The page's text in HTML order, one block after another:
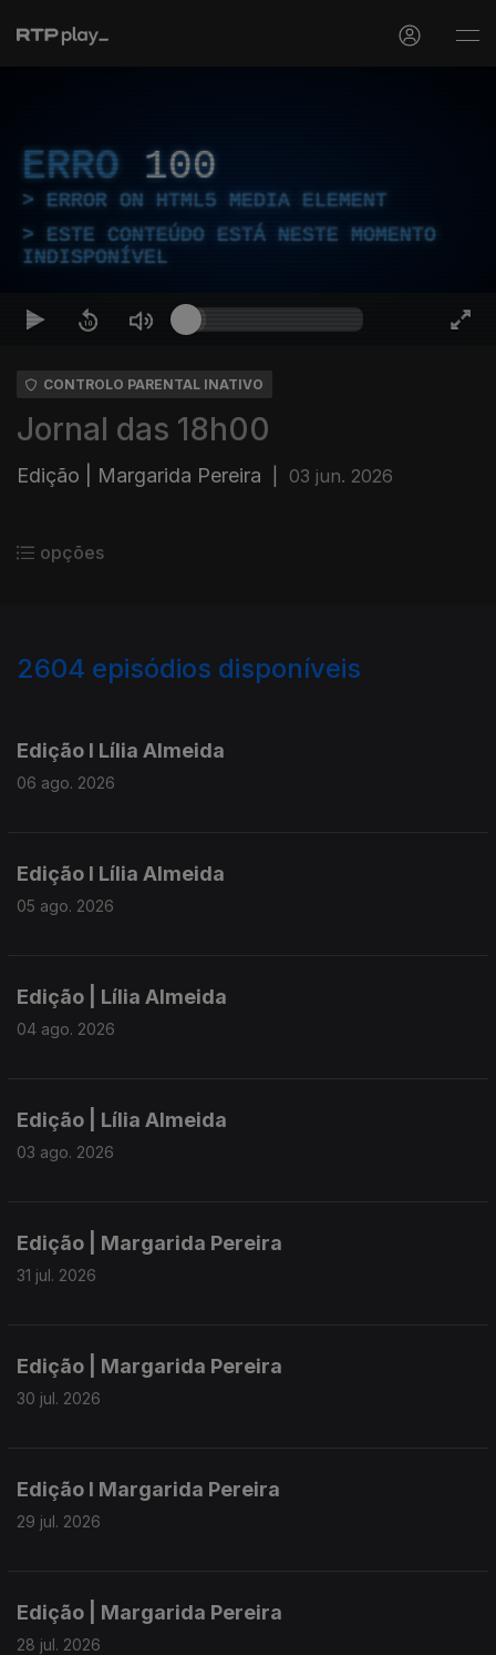
ERRO 100
ERROR ON HTML5 MEDIA ELEMENT
ESTE CONTEÚDO ESTÁ NESTE MOMENTO
INDISPONÍVEL
CONTROLO PARENTAL INATIVO
Jornal das 18h00
Edição | Margarida Pereira 03 jun. 2026
opções
2604 episódios disponíveis
Edição I Lília Almeida
06 ago. 2026
Edição I Lília Almeida
05 ago. 2026
Edição | Lília Almeida
04 ago. 2026
Edição | Lília Almeida
03 ago. 2026
Edição | Margarida Pereira
31 jul. 2026
Edição | Margarida Pereira
30 jul. 2026
Edição I Margarida Pereira
29 jul. 2026
Edição | Margarida Pereira
28 jul. 2026